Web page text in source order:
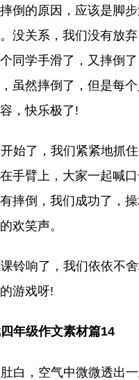
倒的原因，应该是脚步
没关系，我们没有放
同学手滑了，又摔倒
虽然摔倒了，但是每
，快乐极了!
始了，我们紧紧地抓
手臂上，大家一起喊
摔倒，我们成功了，
欢笑声。
铃响了，我们依依不舍
游戏呀!
年级作文素材篇14
白，空气中微微透出一